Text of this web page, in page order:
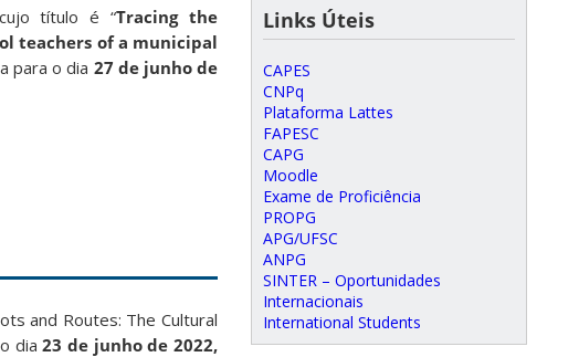
título é “Tracing the
teachers of a municipal
para o dia 27 de junho de
and Routes: The Cultural
o dia23 de junho de 2022,
Links Úteis
CAPES
CNPq
Plataforma Lattes
FAPESC
CAPG
Moodle
Exame de Proficiência
PROPG
APG/UFSC
ANPG
SINTER – Oportunidades
Internacionais
International Students